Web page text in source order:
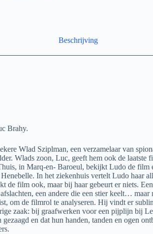
Beschrijving
Brahy.
Wlad Sziplman, een verzamelaar van
Wlads zoon, Luc, geeft hem ook de laatste
in Marq-en- Baroeul, bekijkt Ludo de
In het ziekenhuis vertelt Ludo haar
de film ook, maar bij haar gebeurt er niets.
een andere die een stier keelt… maar
om de filmrol te analyseren. Hij vindt er
zaak: bij graafwerken voor een pijplijn bij
en dat hun handen, tanden en ogen